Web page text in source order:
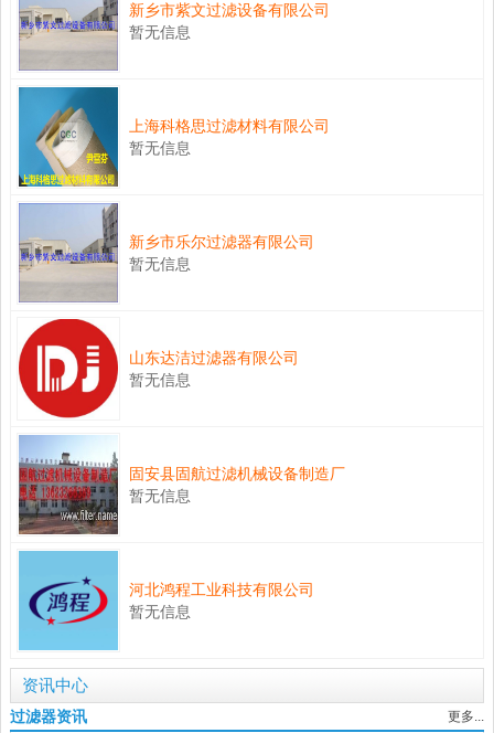
新乡市紫文过滤设备有限公司
暂无信息
上海科格思过滤材料有限公司
暂无信息
新乡市乐尔过滤器有限公司
暂无信息
山东达洁过滤器有限公司
暂无信息
固安县固航过滤机械设备制造厂
暂无信息
河北鸿程工业科技有限公司
暂无信息
资讯中心
更多...
过滤器资讯